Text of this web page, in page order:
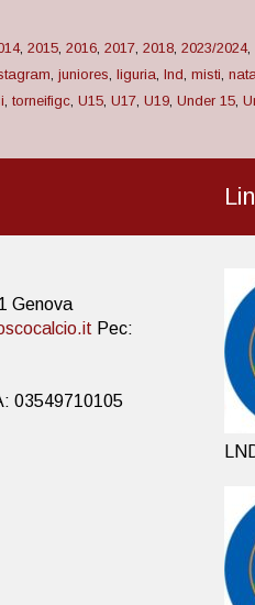
, 2015, 2016, 2017, 2018, 2023/2024,
, juniores, liguria, lnd, misti,
, torneifigc, U15, U17, U19, Under 15,
Genova
Pec:
03549710105